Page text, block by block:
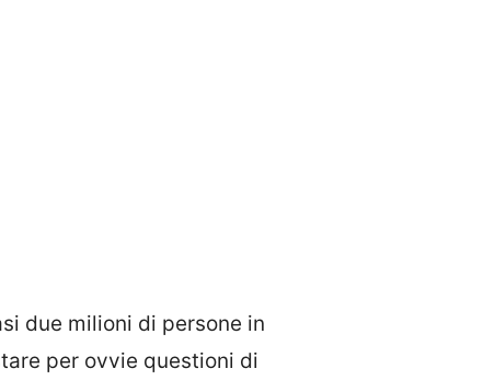
due milioni di persone in
per ovvie questioni di